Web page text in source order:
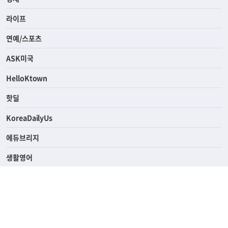
사회
경제
라이프
연예/스포츠
ASK미국
HelloKtown
핫딜
KoreaDailyUs
에듀브리지